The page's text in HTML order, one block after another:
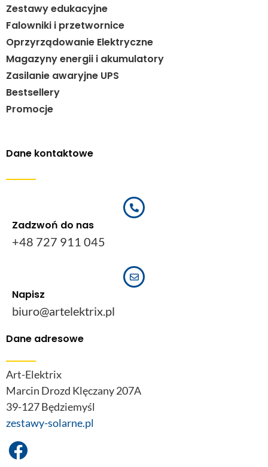
Zestawy edukacyjne
Falowniki i przetwornice
Oprzyrządowanie Elektryczne
Magazyny energii i akumulatory
Zasilanie awaryjne UPS
Bestsellery
Promocje
Dane kontaktowe
Zadzwoń do nas
+48 727 911 045
Napisz
biuro@artelektrix.pl
Dane adresowe
Art-Elektrix
Marcin Drozd Klęczany 207A
39-127 Będziemyśl
zestawy-solarne.pl